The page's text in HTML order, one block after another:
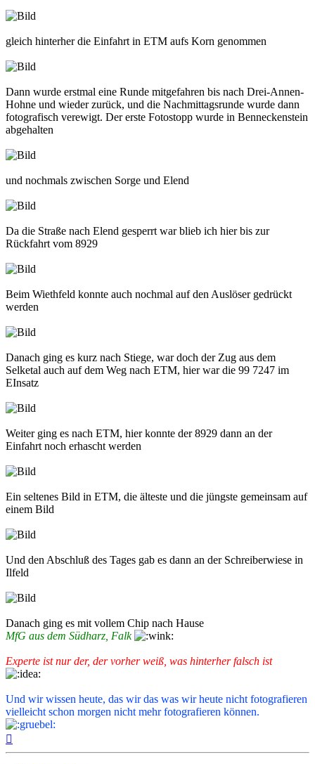
gleich hinterher die Einfahrt in ETM aufs Korn genommen
Dann wurde erstmal eine Runde mitgefahren bis nach Drei-Annen-
Hohne und wieder zurück, und die Nachmittagsrunde wurde dann
fotografisch verewigt. Der erste Fotostopp wurde in Benneckenstein
abgehalten
und nochmals zwischen Sorge und Elend
Da die Straße nach Elend gesperrt war blieb ich hier bis zur
Rückfahrt vom 8929
Beim Wiethfeld konnte auch nochmal auf den Auslöser gedrückt
werden
Danach ging es kurz nach Stiege, war doch der Zug aus dem
Selketal auch auf dem Weg nach ETM, hier war die 99 7247 im
EInsatz
Weiter ging es nach ETM, hier konnte der 8929 dann an der
Einfahrt noch erhascht werden
Ein seltenes Bild in ETM, die älteste und die jüngste gemeinsam auf
einem Bild
Und den Abschluß des Tages gab es dann an der Schreiberwiese in
Ilfeld
Danach ging es mit vollem Chip nach Hause
MfG aus dem Südharz, Falk
Experte ist nur der, der vorher weiß, was hinterher falsch ist
Und wir wissen heute, das wir das was wir heute nicht fotografieren
vielleicht schon morgen nicht mehr fotografieren können.